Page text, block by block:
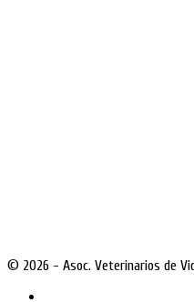
© 2026 - Asoc. Veterinarios de